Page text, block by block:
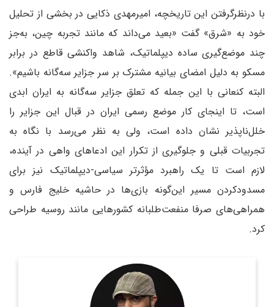
با در‌نظرگرفتن این تاریخچه، امیر‌مهدی ذکایی در بخشی از تحلیل
خود به «شرق» گفت «بعید می‌داند که مانند تجربه چین، به‌جز
چند موضع‌گیری ساده دیپلماتیک، شاهد واکنشی قاطع در برابر
مسکو به دلیل امضای بیانیه مشترک بر سر جزایر سه‌گانه باشیم».
البته کنعانی با این جمله که تعلق جزایر سه‌گانه به ایران ابدی
است، تا اینجای کار موضع رسمی ایران در قبال این جزایر را
خلل‌ناپذیر نشان داده است، ولی به نظر می‌رسد با نگاه به
تجربیات قبلی و جلوگیری از تکرار این ادعاهای واهی در آینده،
لازم است تا یک راهبرد مؤثرتر سیاسی-‌دیپلماتیک نیز برای
مسدود‌کردن مسیر این‌گونه بازی‌ها در حاشیه خلیج فارس و
همراهی‌های صرفا منفعت‌طلبانه کشورهایی مانند روسیه طراحی
کرد.
روزنامه نگار و کارشناس ارشد روزنامه نگاری سیاسی و عضو
تحریریه دیپلماسی ایرانی.